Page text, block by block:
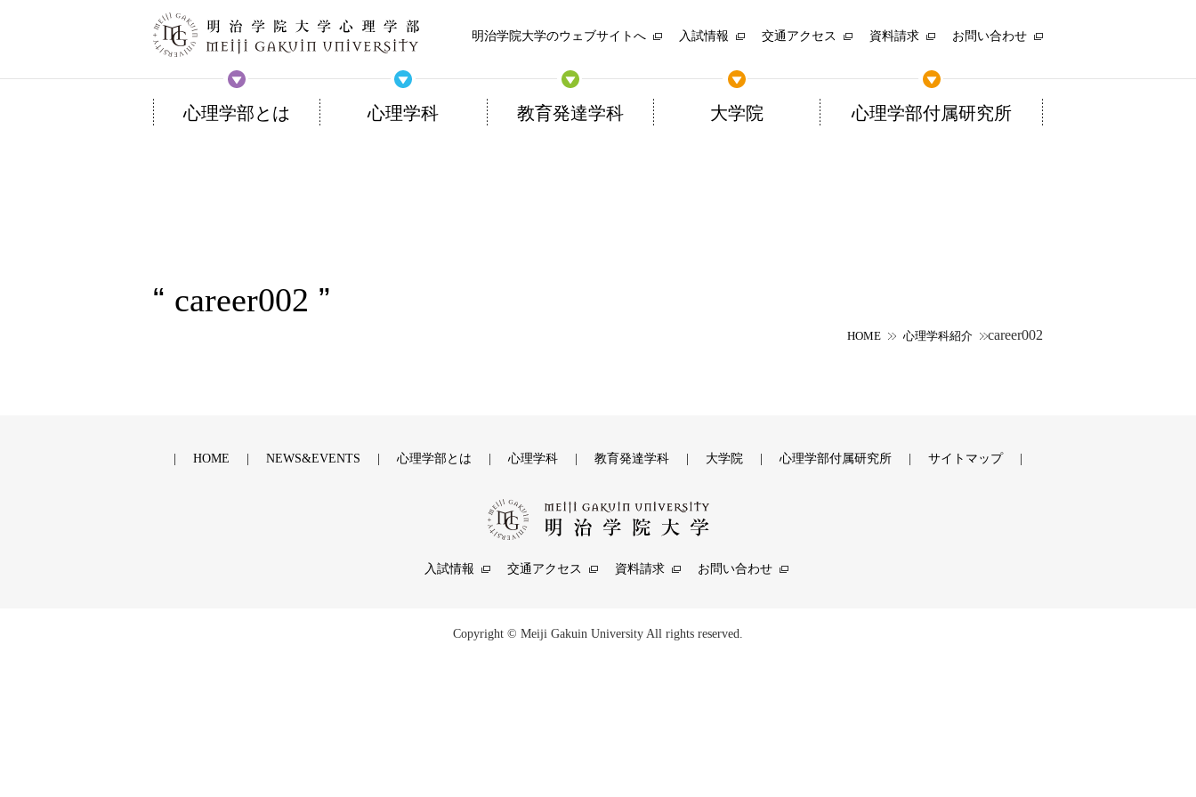
心理学部とは 心理学科 教育発達学科 大学院 心理学部付属研究所
明治学院大学のウェブサイトへ 入試情報 交通アクセス 資料請求 お問い合わせ
HOME 心理学科紹介 career002
career002
HOME NEWS&EVENTS 心理学部とは 心理学科 教育発達学科 大学院 心理学部付属研究所 サイトマップ
入試情報 交通アクセス 資料請求 お問い合わせ
Copyright © Meiji Gakuin University All rights reserved.